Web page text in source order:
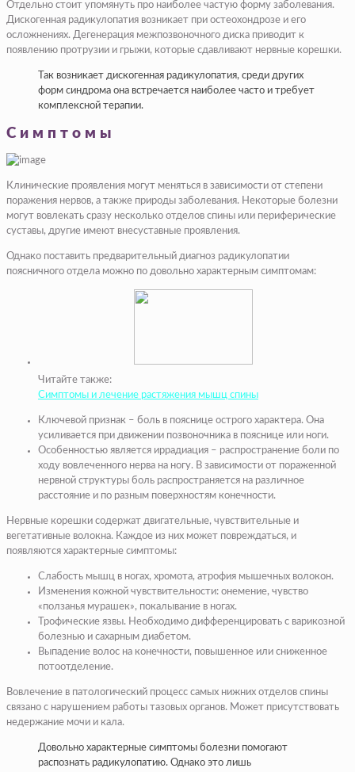
Отдельно стоит упомянуть про наиболее частую форму заболевания.
Дискогенная радикулопатия возникает при остеохондрозе и его
осложнениях. Дегенерация межпозвоночного диска приводит к
появлению протрузии и грыжи, которые сдавливают нервные корешки.
Так возникает дискогенная радикулопатия, среди других
форм синдрома она встречается наиболее часто и требует
комплексной терапии.
Симптомы
Клинические проявления могут меняться в зависимости от степени
поражения нервов, а также природы заболевания. Некоторые болезни
могут вовлекать сразу несколько отделов спины или периферические
суставы, другие имеют внесуставные проявления.
Однако поставить предварительный диагноз радикулопатии
поясничного отдела можно по довольно характерным симптомам:
Читайте также:
Симптомы и лечение растяжения мышц спины
Ключевой признак – боль в пояснице острого характера. Она
усиливается при движении позвоночника в пояснице или ноги.
Особенностью является иррадиация – распространение боли по
ходу вовлеченного нерва на ногу. В зависимости от пораженной
нервной структуры боль распространяется на различное
расстояние и по разным поверхностям конечности.
Нервные корешки содержат двигательные, чувствительные и
вегетативные волокна. Каждое из них может повреждаться, и
появляются характерные симптомы:
Слабость мышц в ногах, хромота, атрофия мышечных волокон.
Изменения кожной чувствительности: онемение, чувство
«ползанья мурашек», покалывание в ногах.
Трофические язвы. Необходимо дифференцировать с варикозной
болезнью и сахарным диабетом.
Выпадение волос на конечности, повышенное или сниженное
потоотделение.
Вовлечение в патологический процесс самых нижних отделов спины
связано с нарушением работы тазовых органов. Может присутствовать
недержание мочи и кала.
Довольно характерные симптомы болезни помогают
распознать радикулопатию. Однако это лишь